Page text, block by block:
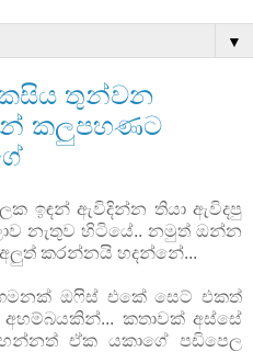
▼
තුන්වන
කලුපහණට
ඉඳන් ඇවිදින්න තියා ඇවිදපු
නැතුව හිටියේ.. නමුත් ඔන්න
කරන්නයි හදන්නේ...
ඔෆිස් එකේ සෙට් එකත්
කතාවක් අස්සේ
ඒක යකාගේ පඩිපෙල